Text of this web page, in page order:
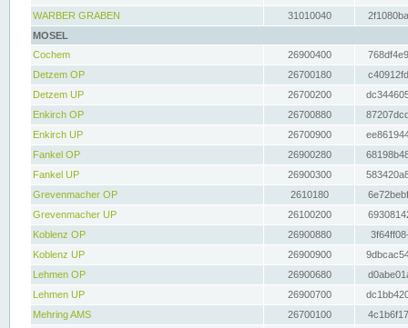
WARBER GRABEN
31010040
MOSEL
Cochem
26900400
Detzem OP
26700180
Detzem UP
26700200
Enkirch OP
26700880
Enkirch UP
26700900
Fankel OP
26900280
Fankel UP
26900300
Grevenmacher OP
2610180
Grevenmacher UP
26100200
Koblenz OP
26900880
Koblenz UP
26900900
Lehmen OP
26900680
Lehmen UP
26900700
Mehring AMS
26700100